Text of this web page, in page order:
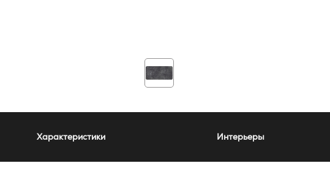
Характеристики Интерьеры